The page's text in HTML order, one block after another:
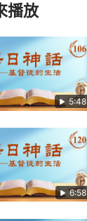
播放
5:48
6:58